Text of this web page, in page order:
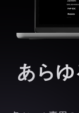
あら